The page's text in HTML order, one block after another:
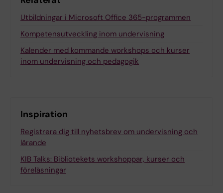
Utbildningar i Microsoft Office 365-programmen
Kompetensutveckling inom undervisning
Kalender med kommande workshops och kurser
inom undervisning och pedagogik
Inspiration
Registrera dig till nyhetsbrev om undervisning och
lärande
KIB Talks: Bibliotekets workshoppar, kurser och
föreläsningar